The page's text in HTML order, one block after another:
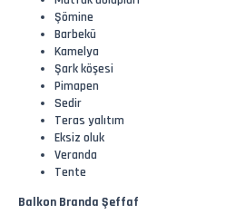
Şömine
Barbekü
Kamelya
Şark köşesi
Pimapen
Sedir
Teras yalıtım
Eksiz oluk
Veranda
Tente
Balkon Branda Şeffaf